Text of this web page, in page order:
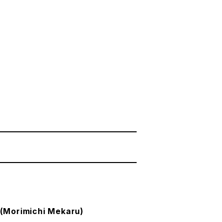
(Morimichi Mekaru)